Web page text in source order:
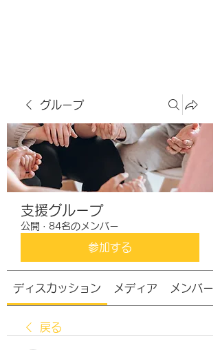
グループ
支援グループ
公開 · 84名のメンバー
参加する
ディスカッション メディア メンバー
戻る